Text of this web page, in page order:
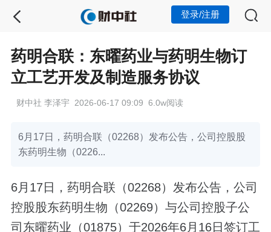
登录/注册
药明合联：东曜药业与药明生物订
立工艺开发及制造服务协议
财中社 李泽宇 2026-06-17 09:09 6.0w阅读
6月17日，药明合联（02268）发布公告，公司控股股
东药明生物（0226...
6月17日，药明合联（02268）发布公告，公司
控股股东药明生物（02269）与公司控股子公
司东曜药业（01875）于2026年6月16日签订工